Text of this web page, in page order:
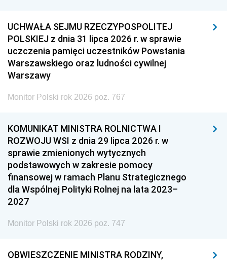
UCHWAŁA SEJMU RZECZYPOSPOLITEJ
POLSKIEJ z dnia 31 lipca 2026 r. w sprawie
uczczenia pamięci uczestników Powstania
Warszawskiego oraz ludności cywilnej
Warszawy
Monitor Polski rok 2026 poz. 767
KOMUNIKAT MINISTRA ROLNICTWA I
ROZWOJU WSI z dnia 29 lipca 2026 r. w
sprawie zmienionych wytycznych
podstawowych w zakresie pomocy
finansowej w ramach Planu Strategicznego
dla Wspólnej Polityki Rolnej na lata 2023–
2027
Monitor Polski rok 2026 poz. 747
OBWIESZCZENIE MINISTRA RODZINY,